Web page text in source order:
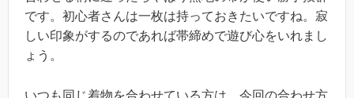
です。初心者さんは一枚は持っておきたいですね。寂
しい印象がするのであれば帯締めで遊び心をいれまし
ょう。
いつも同じ着物を合わせている方は、今回の合わせ方